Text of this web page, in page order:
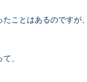
ことはあるのですが
、